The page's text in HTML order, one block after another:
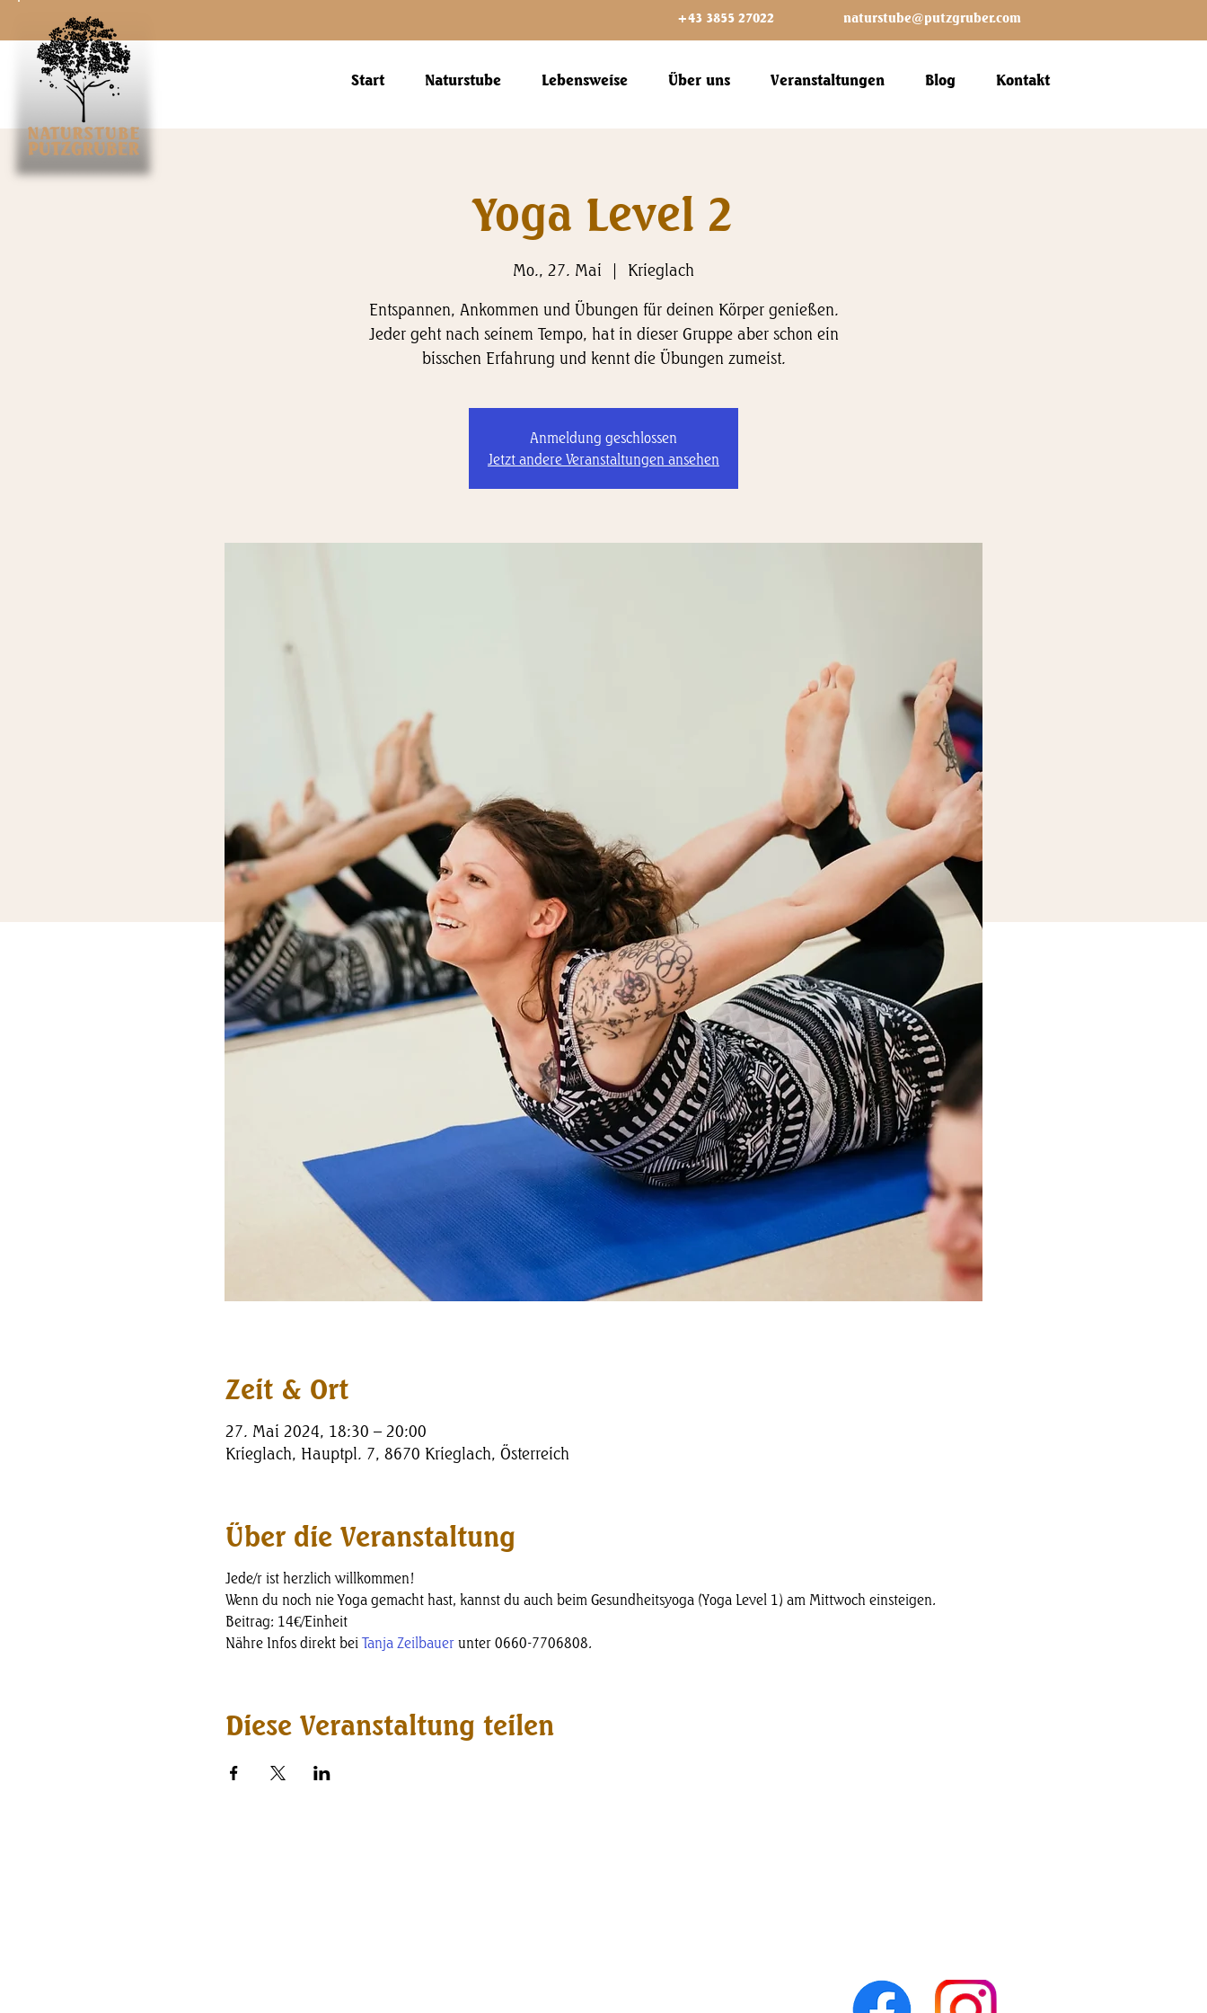
+43 3855 27022 naturstube@putzgruber.com
Start Naturstube Lebensweise Über uns Veranstaltungen Blog Kontakt
Yoga Level 2
Mo., 27. Mai
  |
Krieglach
Entspannen, Ankommen und Übungen für deinen Körper genießen.
Jeder geht nach seinem Tempo, hat in dieser Gruppe aber schon ein
bisschen Erfahrung und kennt die Übungen zumeist.
Anmeldung geschlossen
Jetzt andere Veranstaltungen ansehen
Zeit & Ort
27. Mai 2024, 18:30 – 20:00
Krieglach, Hauptpl. 7, 8670 Krieglach, Österreich
Über die Veranstaltung
Jede/r ist herzlich willkommen!
Wenn du noch nie Yoga gemacht hast, kannst du auch beim Gesundheitsyoga (Yoga Level 1) am Mittwoch einsteigen.
Beitrag: 14€/Einheit
Nähre Infos direkt bei Tanja Zeilbauer unter 0660-7706808.
Diese Veranstaltung teilen